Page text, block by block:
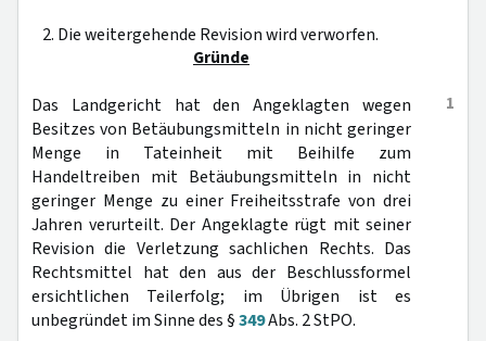
2. Die weitergehende Revision wird verworfen.
Gründe
1
Das Landgericht hat den Angeklagten wegen
Besitzes von Betäubungsmitteln in nicht geringer
Menge in Tateinheit mit Beihilfe zum
Handeltreiben mit Betäubungsmitteln in nicht
geringer Menge zu einer Freiheitsstrafe von drei
Jahren verurteilt. Der Angeklagte rügt mit seiner
Revision die Verletzung sachlichen Rechts. Das
Rechtsmittel hat den aus der Beschlussformel
ersichtlichen Teilerfolg; im Übrigen ist es
unbegründet im Sinne des §349Abs. 2 StPO.